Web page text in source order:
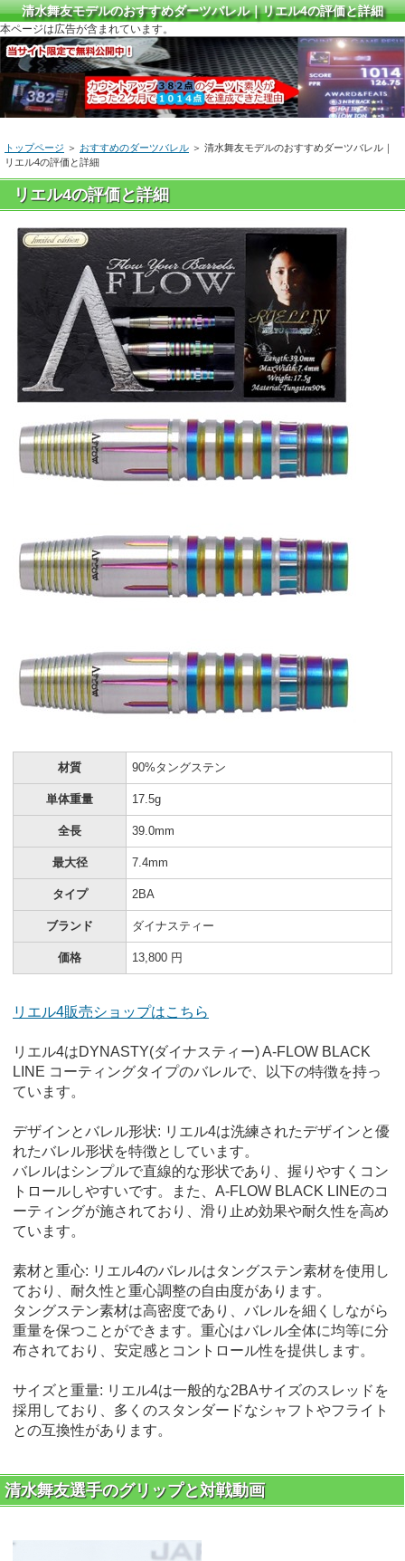
清水舞友モデルのおすすめダーツバレル｜リエル4の評価と詳細
本ページは広告が含まれています。
トップページ ＞ おすすめのダーツバレル ＞ 清水舞友モデルのおすすめダーツバレル｜
リエル4の評価と詳細
リエル4の評価と詳細
材質 90%タングステン
単体重量 17.5g
全長 39.0mm
最大径 7.4mm
タイプ 2BA
ブランド ダイナスティー
価格 13,800 円
リエル4販売ショップはこちら
リエル4はDYNASTY(ダイナスティー) A-FLOW BLACK
LINE コーティングタイプのバレルで、以下の特徴を持っ
ています。
デザインとバレル形状: リエル4は洗練されたデザインと優
れたバレル形状を特徴としています。
バレルはシンプルで直線的な形状であり、握りやすくコン
トロールしやすいです。また、A-FLOW BLACK LINEのコ
ーティングが施されており、滑り止め効果や耐久性を高め
ています。
素材と重心: リエル4のバレルはタングステン素材を使用し
ており、耐久性と重心調整の自由度があります。
タングステン素材は高密度であり、バレルを細くしながら
重量を保つことができます。重心はバレル全体に均等に分
布されており、安定感とコントロール性を提供します。
サイズと重量: リエル4は一般的な2BAサイズのスレッドを
採用しており、多くのスタンダードなシャフトやフライト
との互換性があります。
清水舞友選手のグリップと対戦動画